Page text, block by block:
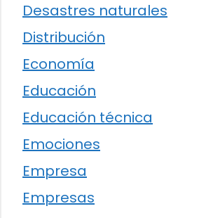
Desastres naturales
Distribución
Economía
Educación
Educación técnica
Emociones
Empresa
Empresas